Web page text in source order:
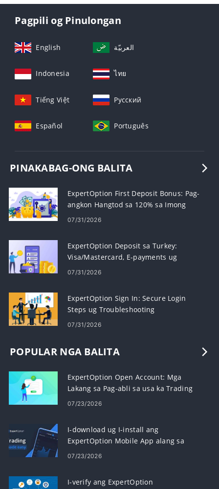
Pagpili og Pinulongan
English العربيّة
Indonesia ไทย
Tiếng Việt Русский
Español Português
PINAKABAG-ONG BALITA
ExpertOption First Deposit Bonus: Pag-
angkon Hangtod sa 120% sa Imong
Deposit
07/31/2026
ExpertOption Deposit sa Turkey:
Visa/Mastercard, E-payments ug
Cryptocurrency
07/31/2026
ExpertOption Sign In: Secure Login
Steps ug Troubleshooting
07/31/2026
POPULAR NGA BALITA
ExpertOption Open Account: Mga
Lakang sa Pag-abli sa usa ka Trading
Account
07/23/2026
I-download ug I-install ang
ExpertOption Mobile App alang sa
Android ug iOS
07/23/2026
I-verify ang ExpertOption